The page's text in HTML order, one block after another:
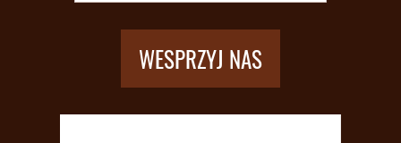
WESPRZYJ NAS